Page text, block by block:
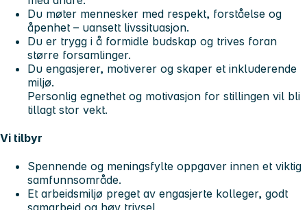
Du møter mennesker med respekt, forståelse og
åpenhet – uansett livssituasjon.
Du er trygg i å formidle budskap og trives foran
større forsamlinger.
Du engasjerer, motiverer og skaper et inkluderende
miljø.
Personlig egnethet og motivasjon for stillingen vil bli
tillagt stor vekt.
Vi tilbyr
Spennende og meningsfylte oppgaver innen et viktig
samfunnsområde.
Et arbeidsmiljø preget av engasjerte kolleger, godt